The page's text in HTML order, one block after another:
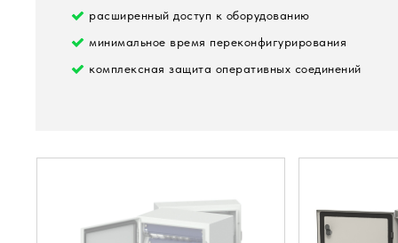
комплексная защита оперативных соединений
минимальное время переконфигурирования
расширенный доступ к оборудованию